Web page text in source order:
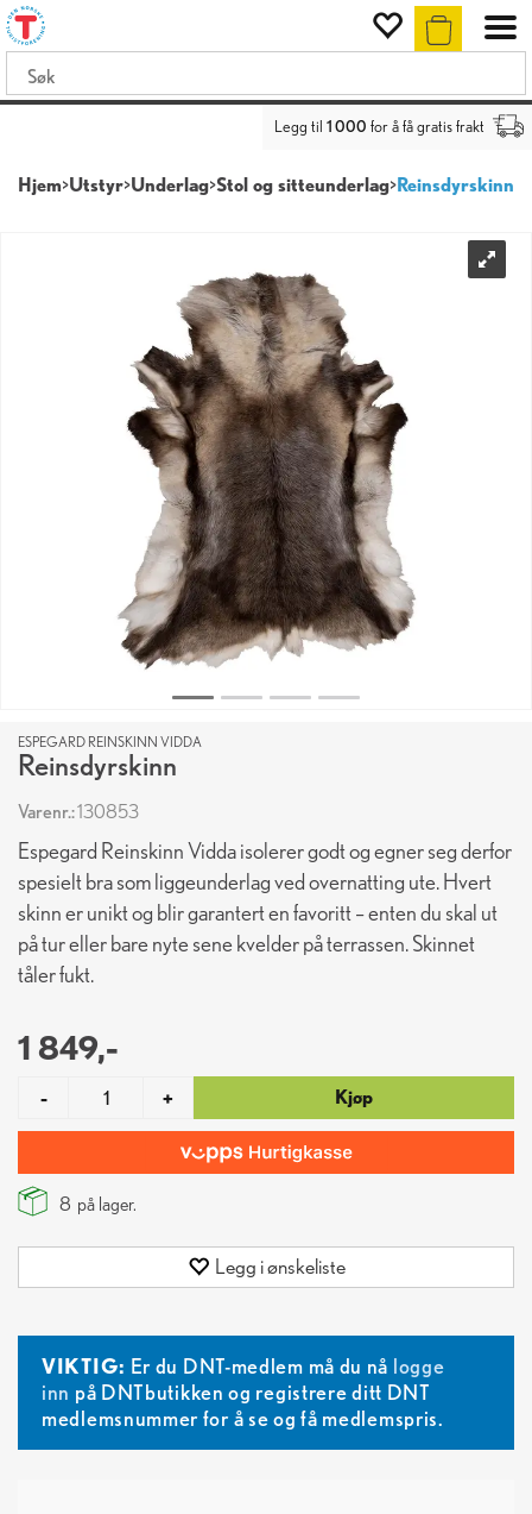
Legg til 1 000 for å få gratis frakt
Hjem>Utstyr>Underlag>Stol og sitteunderlag>Reinsdyrskinn
ESPEGARD REINSKINN VIDDA
Reinsdyrskinn
Varenr.:130853
Espegard Reinskinn Vidda isolerer godt og egner seg derfor
spesielt bra som liggeunderlag ved overnatting ute. Hvert
skinn er unikt og blir garantert en favoritt – enten du skal ut
på tur eller bare nyte sene kvelder på terrassen. Skinnet
tåler fukt.
1 849,-
- + Kjøp
8 på lager.
Legg i ønskeliste
VIKTIG: Er du DNT-medlem må du nå logge
inn på DNTbutikken og registrere ditt DNT
medlemsnummer for å se og få medlemspris.